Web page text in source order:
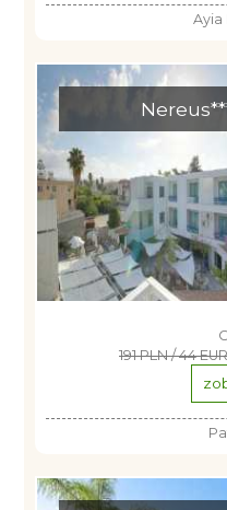
Ayia
191 PLN / 44 EUR